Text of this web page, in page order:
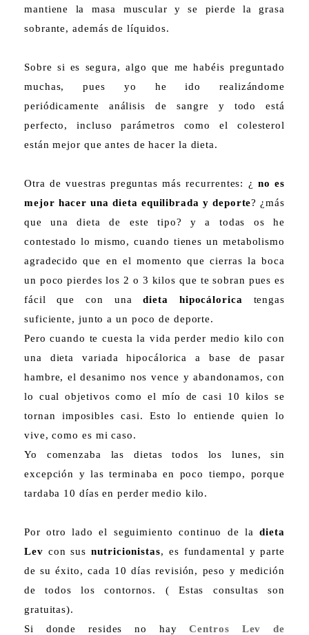
mantiene la masa muscular y se pierde la grasa
sobrante, además de líquidos.
Sobre si es segura, algo que me habéis preguntado
muchas, pues yo he ido realizándome
periódicamente análisis de sangre y todo está
perfecto, incluso parámetros como el colesterol
están mejor que antes de hacer la dieta.
Otra de vuestras preguntas más recurrentes: ¿ no es
mejor hacer una dieta equilibrada y deporte? ¿más
que una dieta de este tipo? y a todas os he
contestado lo mismo, cuando tienes un metabolismo
agradecido que en el momento que cierras la boca
un poco pierdes los 2 o 3 kilos que te sobran pues es
fácil que con unadieta hipocálorica
tengas
suficiente, junto a un poco de deporte.
Pero cuando te cuesta la vida perder medio kilo con
una dieta variada hipocálorica a base de pasar
hambre, el desanimo nos vence y abandonamos, con
lo cual objetivos como el mío de casi 10 kilos se
tornan imposibles casi. Esto lo entiende quien lo
vive, como es mi caso.
Yo comenzaba las dietas todos los lunes, sin
excepción y las terminaba en poco tiempo, porque
tardaba 10 días en perder medio kilo.
Por otro lado el seguimiento continuo de la
dieta
Lev con susnutricionistas, es fundamental y parte
de su éxito, cada 10 días revisión, peso y medición
de todos los contornos. ( Estas consultas son
gratuitas).
Si donde resides no hayCentros Lev de